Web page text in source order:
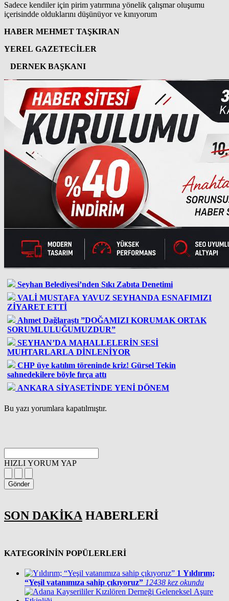
Sadece kendiler için pirim yatırmına yönelik çalışmar oluşumu
içerisindde olduklarını düşünüyor ve kınıyorum
HABER MEHMET TAŞKIRAN
YEREL GAZETECİLER
DERNEK BAŞKANI
Seyhan Belediyesi’nden Sıkı Zabıta Denetimi
VALİ MUSTAFA YAVUZ SEYHANDA ESNAFIMIZI
ZİYARET ETTİ
Ahmet Dağlaraştı ”DOĞAMIZI KORUMAK ORTAK
SORUMLULUĞUMUZDUR”
SEYHAN’DA MAHALLELERİN SESİ
MUHTARLARLA DİNLENİYOR
CHP üye katılım töreninde kriz! Gürsel Tekin
sahnedekilere böyle fırça attı
ANKARA SİYASETİNDE YENİ DÖNEM
Bu yazı yorumlara kapatılmıştır.
HIZLI YORUM YAP
Gönder
SON DAKİKA HABERLERİ
KATEGORİNİN POPÜLERLERİ
1 Yıldırım;
“Yeşil vatanımıza sahip çıkıyoruz” 12438 kez okundu